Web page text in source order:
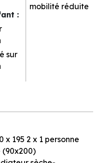
:
sur
mobilité réduite
195 2 x 1 personne
(90x200)